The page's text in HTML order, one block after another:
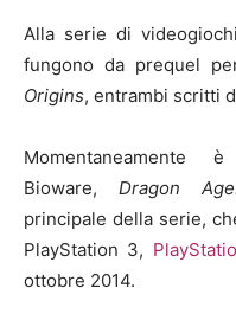
Alla serie di
fungono da prequel
Origins, entrambi scritti
Bioware,Dragon
principale della serie,
PlayStation 3,
ottobre 2014.